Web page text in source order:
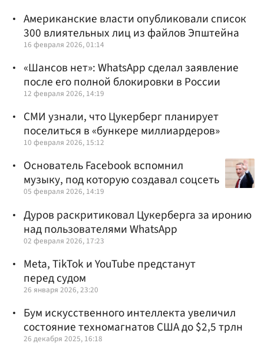
Американские власти опубликовали список
300 влиятельных лиц из файлов Эпштейна
16 февраля 2026, 01:14
«Шансов нет»: WhatsApp сделал заявление
после его полной блокировки в России
12 февраля 2026, 14:19
СМИ узнали, что Цукерберг планирует
поселиться в «бункере миллиардеров»
10 февраля 2026, 15:12
Основатель Facebook вспомнил
музыку, под которую создавал соцсеть
05 февраля 2026, 14:19
Дуров раскритиковал Цукерберга за иронию
над пользователями WhatsApp
02 февраля 2026, 17:23
Meta, TikTok и YouTube предстанут
перед судом
26 января 2026, 23:20
Бум искусственного интеллекта увеличил
состояние техномагнатов США до $2,5 трлн
26 декабря 2025, 16:18